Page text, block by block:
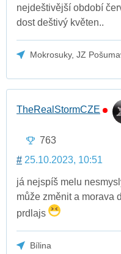
nejdeštivější období
dost deštivý květen..
Mokrosuky, JZ
TheRealStormCZE
763
# 25.10.2023, 10:51
já nejspíš melu
může změnit a morava
prdlajs
Bílina